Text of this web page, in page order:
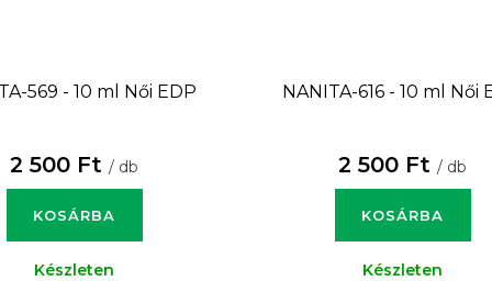
569 - 10 ml Női EDP
2 500 Ft / db
KOSÁRBA
Készleten
NANITA-616 - 10 ml Női
2 500 Ft / db
KOSÁRBA
Készleten